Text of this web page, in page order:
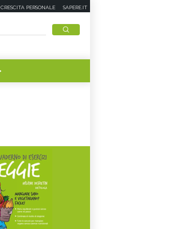
CRESCITA PERSONALE SAPERE.IT